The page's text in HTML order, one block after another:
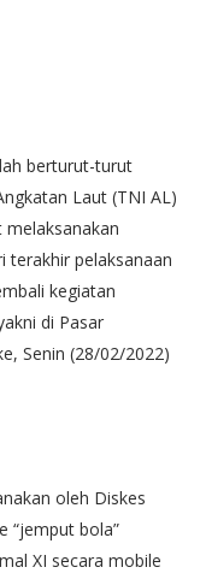
berturut-turut
Laut (TNI AL)
terakhir pelaksanaan
kegiatan
di Pasar
Senin (28/02/2022)
oleh Diskes
“jemput bola”
XI secara mobile